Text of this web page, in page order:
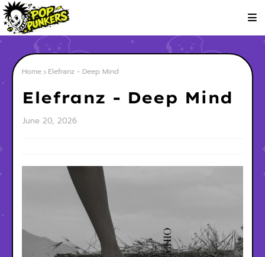
Home Elefranz - Deep Mind
Elefranz - Deep Mind
June 20, 2026